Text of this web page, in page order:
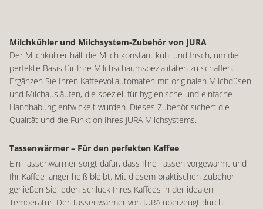
Milchkühler und Milchsystem-Zubehör von JURA
Der Milchkühler hält die Milch konstant kühl und frisch, um die
perfekte Basis für Ihre Milchschaumspezialitäten zu schaffen.
Ergänzen Sie Ihren Kaffeevollautomaten mit originalen Milchdüsen
und Milchausläufen, die speziell für hygienische und einfache
Handhabung entwickelt wurden. Dieses Zubehör sichert die
Qualität und die Funktion Ihres JURA Milchsystems.
Tassenwärmer – Für den perfekten Kaffee
Ein Tassenwärmer sorgt dafür, dass Ihre Tassen vorgewärmt und
Ihr Kaffee länger heiß bleibt. Mit diesem praktischen Zubehör
genießen Sie jeden Schluck Ihres Kaffees in der idealen
Temperatur. Der Tassenwärmer von JURA überzeugt durch